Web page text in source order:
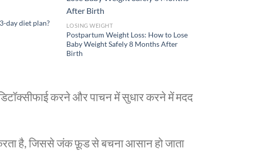
day diet plan? LOSING WEIGHT
Postpartum Weight Loss: How to Lose
Baby Weight Safely 8 Months After
Birth
करने और पाचन में सुधार करने में मदद
है, जिससे जंक फ़ूड से बचना आसान हो जाता